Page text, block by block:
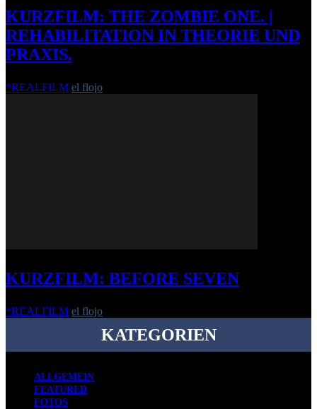
KURZFILM: THE ZOMBIE ONE. |
REHABILITATION IN THEORIE UND
PRAXIS.
*REALFILM el flojo
KURZFILM: BEFORE SEVEN
*REALFILM el flojo
KATEGORIEN
ALLGEMEIN
FEATURED
FOTOS